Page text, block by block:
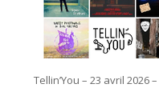
Tellin’You – 23 avril 2026